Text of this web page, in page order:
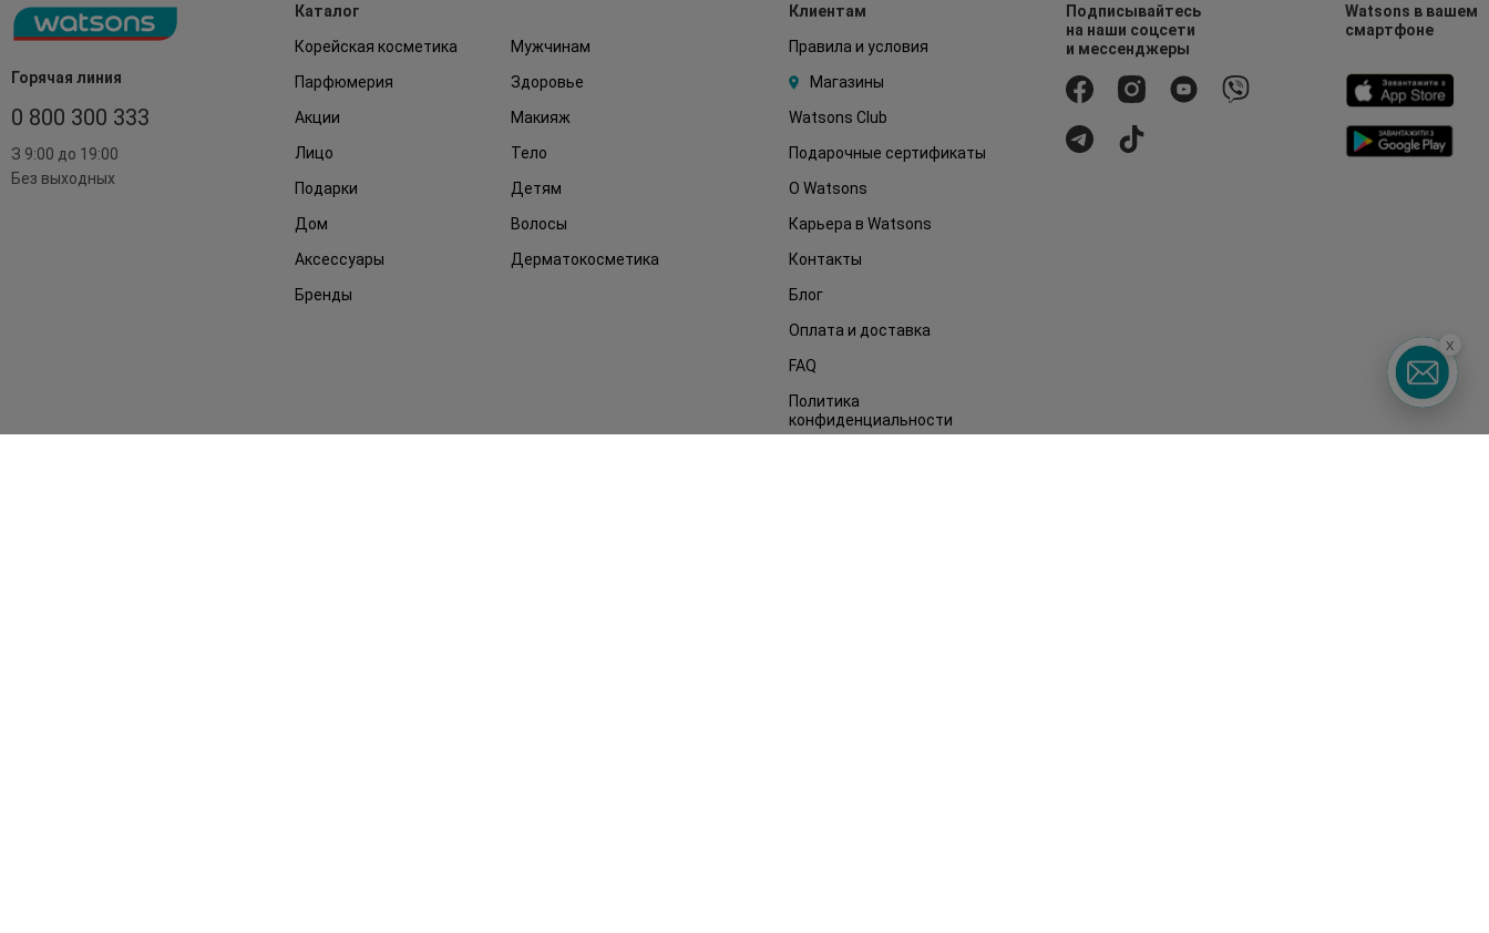
Горячая линия
0 800 300 333
З 9:00 до 19:00
Без выходных
Каталог
Корейская косметика
Мужчинам
Парфюмерия
Здоровье
Акции
Макияж
Лицо
Тело
Подарки
Детям
Дом
Волосы
Аксессуары
Дерматокосметика
Бренды
Клиентам
Правила и условия
Магазины
Watsons Club
Подарочные сертификаты
О Watsons
Карьера в Watsons
Контакты
Блог
Оплата и доставка
FAQ
Политика
конфиденциальности
Подписывайтесь
на наши соцсети
и мессенджеры
Watsons в вашем
смартфоне
x